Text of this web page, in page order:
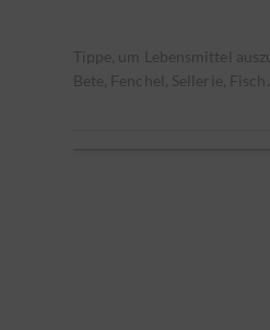
Tippe, um Lebensmittel
Bete, Fenchel, Sellerie, Fisch...